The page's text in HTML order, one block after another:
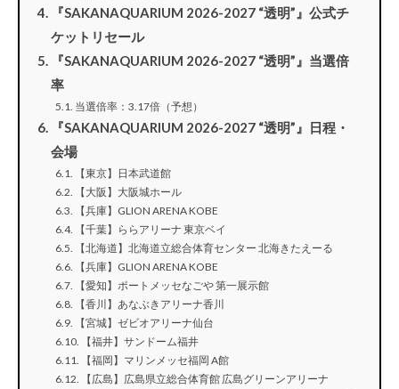
『SAKANAQUARIUM 2026-2027 “透明”』公式チ
ケットリセール
『SAKANAQUARIUM 2026-2027 “透明”』当選倍
率
当選倍率：3.17倍（予想）
『SAKANAQUARIUM 2026-2027 “透明”』日程・
会場
【東京】日本武道館
【大阪】大阪城ホール
【兵庫】GLION ARENA KOBE
【千葉】ららアリーナ 東京ベイ
【北海道】北海道立総合体育センター 北海きたえーる
【兵庫】GLION ARENA KOBE
【愛知】ポートメッセなごや 第一展示館
【香川】あなぶきアリーナ香川
【宮城】ゼビオアリーナ仙台
【福井】サンドーム福井
【福岡】マリンメッセ福岡 A館
【広島】広島県立総合体育館 広島グリーンアリーナ